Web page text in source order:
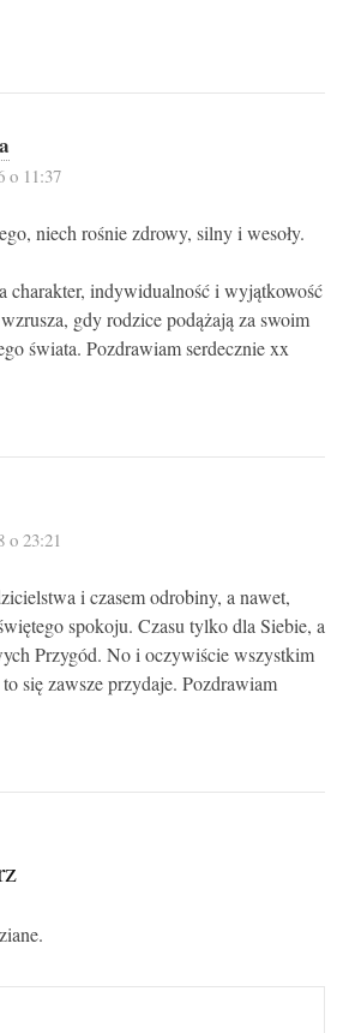
o 11:37
niech rośnie zdrowy, silny i wesoły.
charakter, indywidualność i wyjątkowość
gdy rodzice podążają za swoim
świata. Pozdrawiam serdecznie xx
o 23:21
i czasem odrobiny, a nawet,
spokoju. Czasu tylko dla Siebie, a
Przygód. No i oczywiście wszystkim
się zawsze przydaje. Pozdrawiam